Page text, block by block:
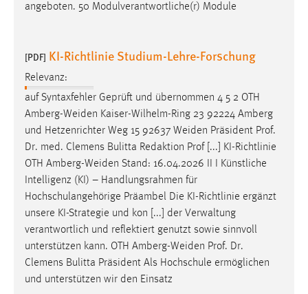
angeboten. 50 Modulverantwortliche(r) Module
[PDF] KI-Richtlinie Studium-Lehre-Forschung
Relevanz:
auf Syntaxfehler Geprüft und übernommen 4 5 2 OTH
Amberg-Weiden Kaiser-Wilhelm-Ring 23 92224 Amberg
und Hetzenrichter Weg 15 92637 Weiden Präsident Prof.
Dr. med. Clemens Bulitta Redaktion Prof [...] KI-Richtlinie
OTH Amberg-Weiden Stand: 16.04.2026 II I Künstliche
Intelligenz (KI) – Handlungsrahmen für
Hochschulangehörige Präambel Die KI-Richtlinie ergänzt
unsere KI-Strategie und kon [...] der Verwaltung
verantwortlich und reflektiert genutzt sowie sinnvoll
unterstützen kann. OTH Amberg-Weiden Prof. Dr.
Clemens Bulitta Präsident Als Hochschule ermöglichen
und unterstützen wir den Einsatz